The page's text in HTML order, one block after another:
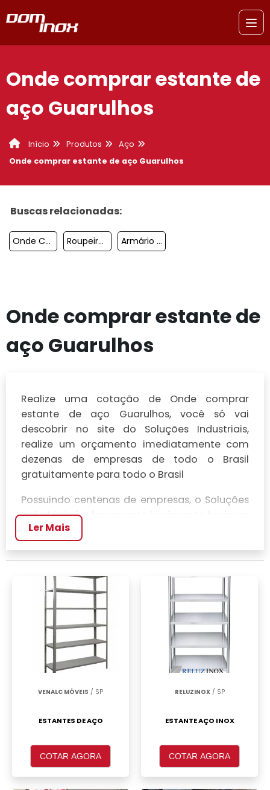
Onde comprar estante de
aço Guarulhos
Início Produtos
Aço
Onde comprar estante de aço Guarulhos
Buscas relacionadas:
Onde Comprar Estante De Aço Itaim Paulista Roupeiro De Aço 20 Portas Preço Guarulhos Armário De Aço Para Escritório Sacomã
Onde comprar estante de
aço Guarulhos
Realize uma cotação de Onde comprar
estante de aço Guarulhos, você só vai
descobrir no site do Soluções Industriais,
realize um orçamento imediatamente com
dezenas de empresas de todo o Brasil
gratuitamente para todo o Brasil
Possuindo centenas de empresas, o Soluções
Industriais é a ferramenta business to business
mais completo da área industrial. Para
realizar um orçamento de Onde comprar
estante de aço Guarulhos, clique em um ou
mais dos anuciantes a seguir:
Ler Mais
VENALC MÓVEIS / SP
ESTANTES DE AÇO
COTAR AGORA
RELUZINOX/ SP
ESTANTE AÇO INOX
COTAR AGORA